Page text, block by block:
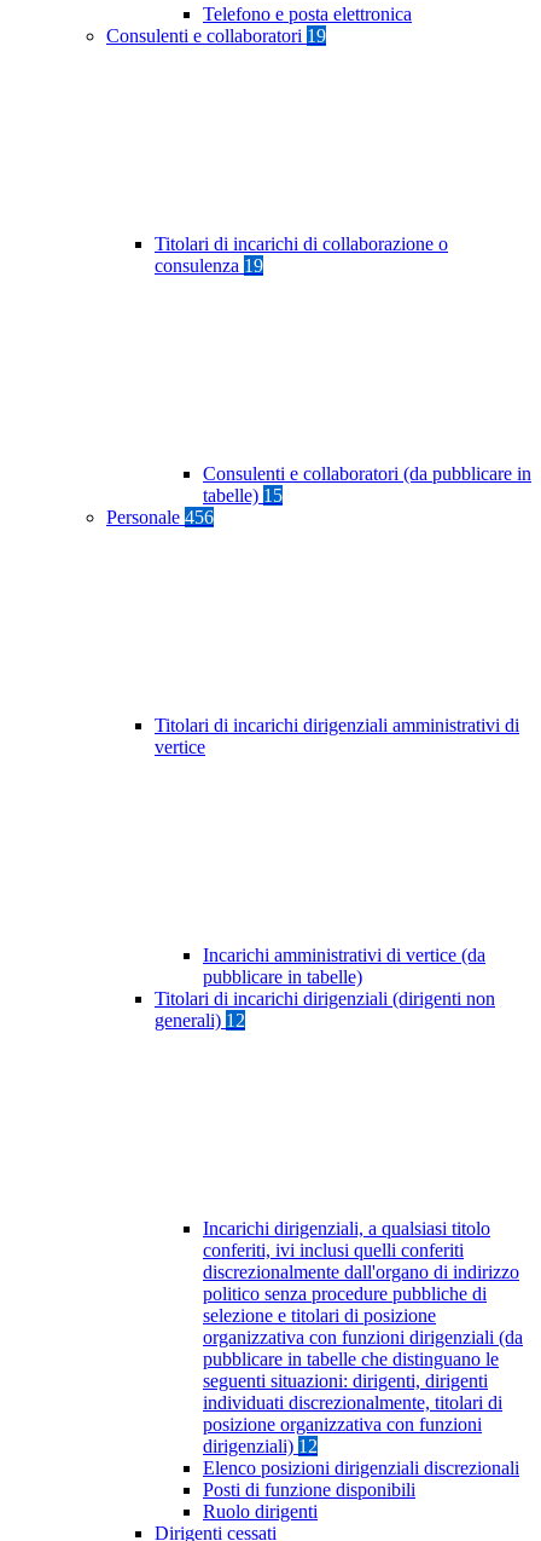
Telefono e posta elettronica
Consulenti e collaboratori 19
Titolari di incarichi di collaborazione o
consulenza 19
Consulenti e collaboratori (da pubblicare in
tabelle) 15
Personale 456
Titolari di incarichi dirigenziali amministrativi di
vertice
Incarichi amministrativi di vertice (da
pubblicare in tabelle)
Titolari di incarichi dirigenziali (dirigenti non
generali) 12
Incarichi dirigenziali, a qualsiasi titolo
conferiti, ivi inclusi quelli conferiti
discrezionalmente dall'organo di indirizzo
politico senza procedure pubbliche di
selezione e titolari di posizione
organizzativa con funzioni dirigenziali (da
pubblicare in tabelle che distinguano le
seguenti situazioni: dirigenti, dirigenti
individuati discrezionalmente, titolari di
posizione organizzativa con funzioni
dirigenziali) 12
Elenco posizioni dirigenziali discrezionali
Posti di funzione disponibili
Ruolo dirigenti
Dirigenti cessati